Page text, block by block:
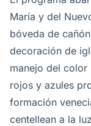
María y del
bóveda de
decoración de
manejo del
rojos y azules
formación
centellean a la